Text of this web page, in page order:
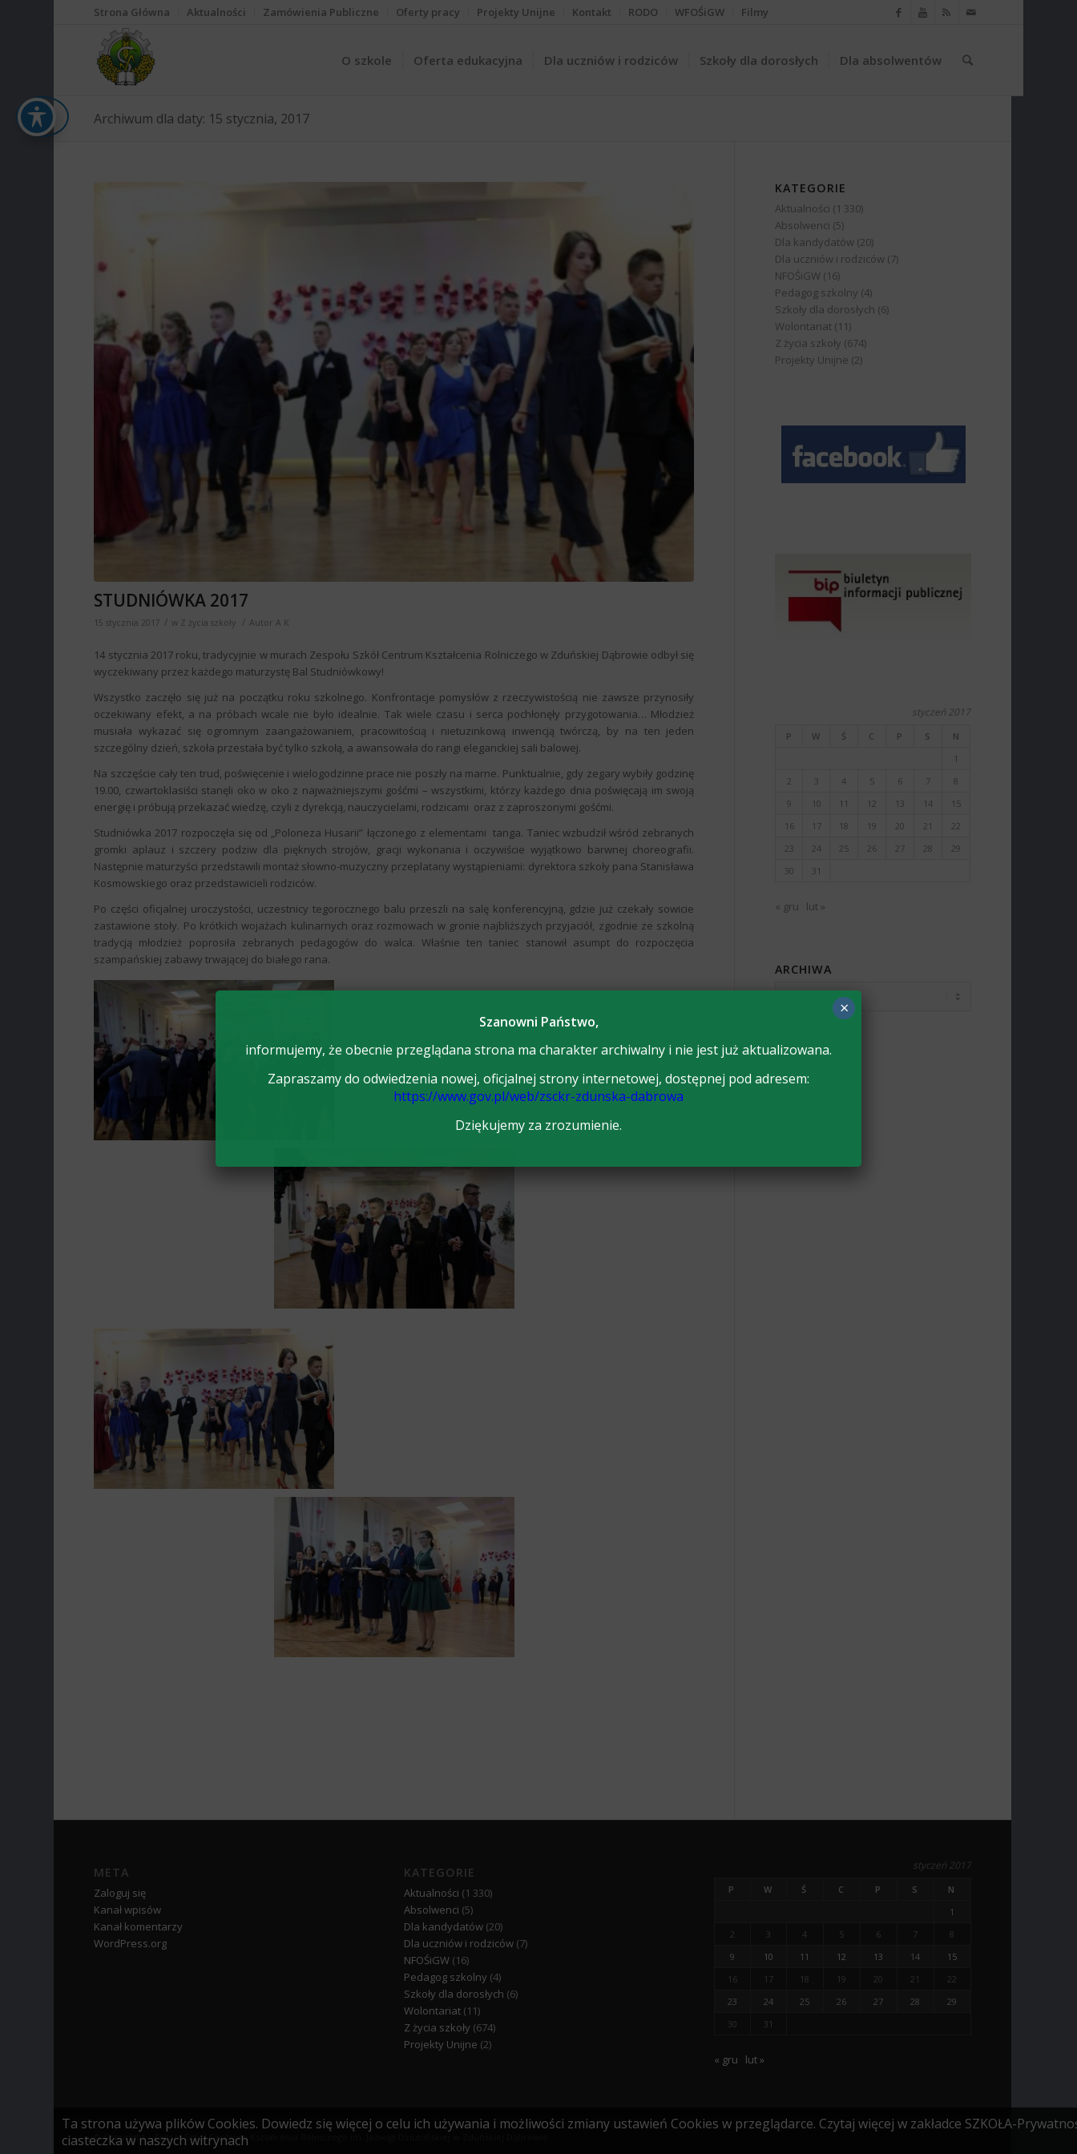
Strona Główna Aktualności Zamówienia Publiczne Oferty pracy Projekty Unijne Kontakt RODO WFOŚiGW Filmy
O szkole Oferta edukacyjna Dla uczniów i rodziców Szkoły dla dorosłych Dla absolwentów
Archiwum dla daty: 15 stycznia, 2017
STUDNIÓWKA 2017
15 stycznia 2017 / w Z życia szkoły / AutorA K
14 stycznia 2017 roku, tradycyjnie w murach Zespołu Szkół Centrum Kształcenia Rolniczego w Zduńskiej Dąbrowie odbył się
wyczekiwany przez każdego maturzystę Bal Studniówkowy!
Wszystko zaczęło się już na początku roku szkolnego. Konfrontacje pomysłów z rzeczywistością nie zawsze przynosiły
oczekiwany efekt, a na próbach wcale nie było idealnie. Tak wiele czasu i serca pochłonęły przygotowania… Młodzież
musiała wykazać się ogromnym zaangażowaniem, pracowitością i nietuzinkową inwencją twórczą, by na ten jeden
szczególny dzień, szkoła przestała być tylko szkołą, a awansowała do rangi eleganckiej sali balowej.
Na szczęście cały ten trud, poświęcenie i wielogodzinne prace nie poszły na marne. Punktualnie, gdy zegary wybiły godzinę
19.00, czwartoklasiści stanęli oko w oko z najważniejszymi gośćmi – wszystkimi, którzy każdego dnia poświęcają im swoją
energię i próbują przekazać wiedzę, czyli z dyrekcją, nauczycielami, rodzicami oraz z zaproszonymi gośćmi.
Studniówka 2017 rozpoczęła się od „Poloneza Husarii” łączonego z elementami tanga. Taniec wzbudził wśród zebranych
gromki aplauz i szczery podziw dla pięknych strojów, gracji wykonania i oczywiście wyjątkowo barwnej choreografii.
Następnie maturzyści przedstawili montaż słowno-muzyczny przeplatany wystąpieniami: dyrektora szkoły pana Stanisława
Kosmowskiego oraz przedstawicieli rodziców.
Po części oficjalnej uroczystości, uczestnicy tegorocznego balu przeszli na salę konferencyjną, gdzie już czekały sowicie
zastawione stoły. Po krótkich wojażach kulinarnych oraz rozmowach w gronie najbliższych przyjaciół, zgodnie ze szkolną
tradycją młodzież poprosiła zebranych pedagogów do walca. Właśnie ten taniec stanowił asumpt do rozpoczęcia
szampańskiej zabawy trwającej do białego rana.
KATEGORIE
Aktualności (1 330)
Absolwenci (5)
Dla kandydatów (20)
Dla uczniów i rodziców (7)
NFOŚiGW (16)
Pedagog szkolny (4)
Szkoły dla dorosłych (6)
Wolontariat (11)
Z życia szkoły (674)
Projekty Unijne (2)
styczeń 2017
P W Ś C P S
N
1
2
3 4 5 6 7
8
9
10 11 12 13 14
15
16
17 18 19 20 21
22
23
24 25 26 27 28
29
30
31
« gru lut »
ARCHIWA
META
Zaloguj się
Kanał wpisów
Kanał komentarzy
WordPress.org
KATEGORIE
Aktualności (1 330)
Absolwenci (5)
Dla kandydatów(20)
Dla uczniów i rodziców(7)
NFOŚiGW(16)
Pedagog szkolny (4)
Szkoły dla dorosłych (6)
Wolontariat(11)
Z życia szkoły (674)
Projekty Unijne (2)
styczeń 2017
P W Ś C P S
N
1
2
3 4 5 6 7
8
9
10 11 12 13 14
15
16
17 18 19 20 21
22
23
24 25 26 27 28
29
30
31
« gru lut »
© Copyright - Zespół Szkół Centrum Kształcenia Rolniczego im. Jadwigi Dziubińskiej w Zduńskiej Dąbrowie
Ta strona używa plików Cookies. Dowiedz się więcej o celu ich używania i możliwości zmiany ustawień Cookies w przeglądarce. Czytaj więcej w zakładce SZKOŁA-
ciasteczka w naszych witrynach
Szanowni Państwo,
informujemy, że obecnie przeglądana strona ma charakter archiwalny i nie jest już aktualizowana.
Zapraszamy do odwiedzenia nowej, oficjalnej strony internetowej, dostępnej pod adresem:
https://www.gov.pl/web/zsckr-zdunska-dabrowa
Dziękujemy za zrozumienie.
×